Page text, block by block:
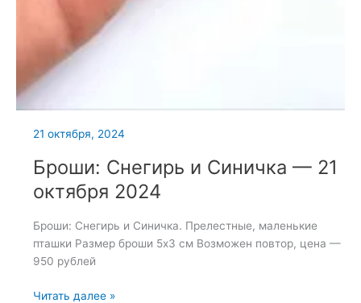
21 октября, 2024
Броши: Снегирь и Синичка — 21
октября 2024
Броши: Снегирь и Синичка. Прелестные, маленькие
пташки Размер броши 5х3 см Возможен повтор, цена —
950 рублей
Броши:
Читать далее »